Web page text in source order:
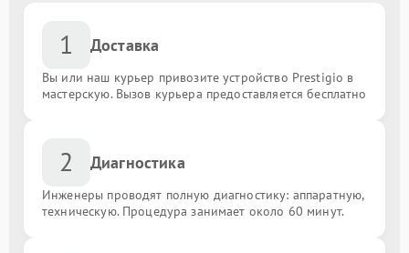
1 Доставка
Вы или наш курьер привозите устройство Prestigio в
мастерскую. Вызов курьера предоставляется бесплатно
2 Диагностика
Инженеры проводят полную диагностику: аппаратную,
техническую. Процедура занимает около 60 минут.